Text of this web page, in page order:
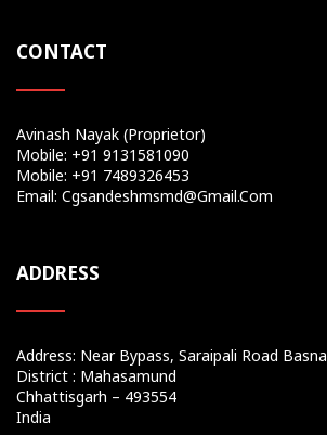
CONTACT
Avinash Nayak (Proprietor)
Mobile: +91 9131581090
Mobile: +91 7489326453
Email: Cgsandeshmsmd@gmail.com
ADDRESS
Address: Near Bypass, Saraipali Road Basna
District : Mahasamund
Chhattisgarh – 493554
India